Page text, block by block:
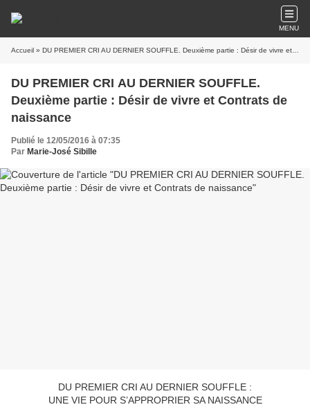
MENU
Accueil » DU PREMIER CRI AU DERNIER SOUFFLE. Deuxième partie : Désir de vivre et Contrats de naissance
DU PREMIER CRI AU DERNIER SOUFFLE.
Deuxième partie : Désir de vivre et Contrats de
naissance
Publié le 12/05/2016 à 07:35
Par Marie-José Sibille
DU PREMIER CRI AU DERNIER SOUFFLE :
UNE VIE POUR S’APPROPRIER SA NAISSANCE